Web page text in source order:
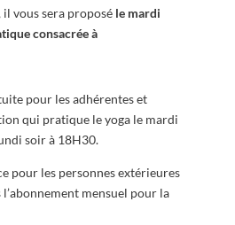
vous sera proposé le mardi
consacrée à
pour les adhérentes et
qui pratique le yoga le mardi
soir à 18H30.
pour les personnes extérieures
mensuel pour la